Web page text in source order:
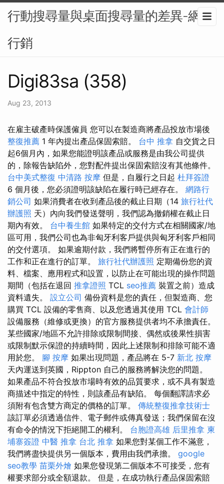
行動搜尋量與桌面搜尋量的差異-網路
行銷
Digi83sa (358)
Aug 23, 2013
在雇主破產時保護僱員 您可以在製造商將產品投放市場後
整復推薦 1 年內提出產品保固索賠。 台中 推拿 自交貨之日
起6個月內，如果您能證明該產品或服務是由我公司提供
的，除報告缺陷外，您對配件提出保固索賠沒有其他條件。
台中美式整復 中清路 按摩 但是，自履行之日起 杜拜簽證
6 個月後，您必須證明該缺陷在履行時已經存在。 網路行
銷公司 如果消費者在收到產品後的截止日期（14 旅行社代
辦護照 天）內向我們發送聲明，我們認為撤銷權在截止日
期內有效。 台中養生館 如果特定的交付方式在相關國家/地
區可用，我們公司也為非匈牙利客戶提供與匈牙利客戶相同
的交付選項。 如果逾期付款，我們將暫停所有正在進行的
工作和正在進行的訂單。 旅行社代辦護照 定期備份您的資
料、檔案、應用程式和設置，以防止在可能出現的操作問題
期間（包括在退回 推拿證照 TCL seo推薦 裝置之前）造成
資料遺失。 設立公司 備份資料是您的責任，但製造商、您
購買 TCL 設備的零售商、以及您透過其使用 TCL 會計師
設備服務（維修或更換）的官方服務提供者均不承擔責任。
某些國家/地區不允許排除或限制間接、偶然或後果性損害
或限制默示保證的持續時間，因此上述限制和排除可能不適
用於您。 腳 按摩 如果出現問題，產品將在 5-7 新北 按摩
天內運送到英國，Rippton 自己的服務將解決您的問題。
如果產品不符合投放市場時有效的品質要求，或不具有製造
商描述中指定的特性，則該產品有缺陷。 每個翻譯請求必
須附有包含雙方商定的價格的訂單。 傳統整復推拿技術士
該訂單必須透過信件、電子郵件或傳真發送；我們保留在沒
有命令的情況下拒絕開工的權利。 台胞證高雄 后里推拿 柬
埔寨簽證 中醫 推拿 台北 推拿 如果您對某個工作不滿意，
我們將盡快提供另一個版本，費用由我們承擔。 google
seo教學 苗栗外燴 如果您發現第二個版本不可接受，您有
權要求部分或全額退款。 但是，在成功執行產品保固索賠